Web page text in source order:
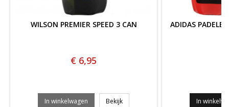
WILSON PREMIER SPEED 3 CAN
€ 6,95
In winkelwagen BekijkWILSON PREMIER SPEED 3 CAN
ADIDAS
In